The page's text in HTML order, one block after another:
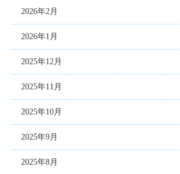
2026年2月
2026年1月
2025年12月
2025年11月
2025年10月
2025年9月
2025年8月